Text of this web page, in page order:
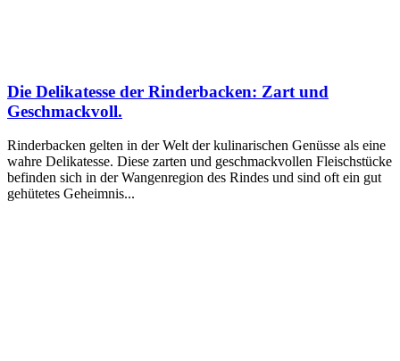
Die Delikatesse der Rinderbacken: Zart und
Geschmackvoll.
Rinderbacken gelten in der Welt der kulinarischen Genüsse als eine
wahre Delikatesse. Diese zarten und geschmackvollen Fleischstücke
befinden sich in der Wangenregion des Rindes und sind oft ein gut
gehütetes Geheimnis...